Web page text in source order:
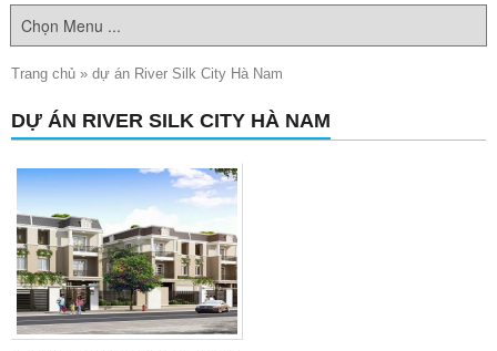
Trang chủ » dự án River Silk City Hà Nam
DỰ ÁN RIVER SILK CITY HÀ NAM